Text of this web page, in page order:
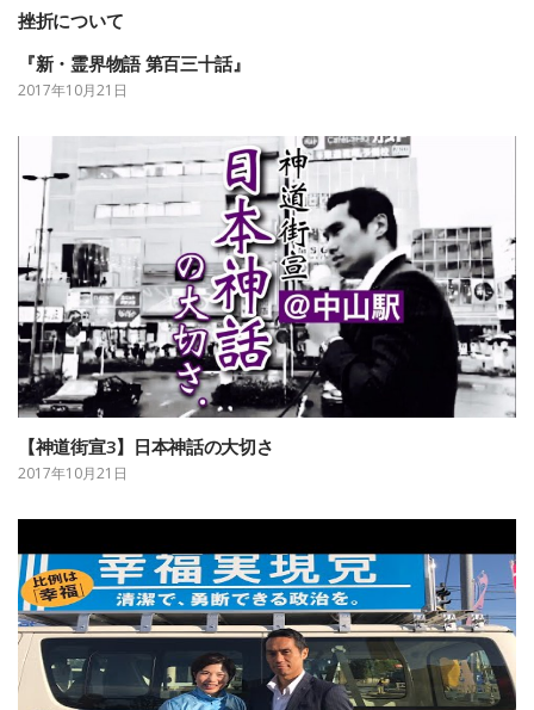
挫折について
『新・霊界物語 第百三十話』
2017年10月21日
【神道街宣3】日本神話の大切さ
2017年10月21日